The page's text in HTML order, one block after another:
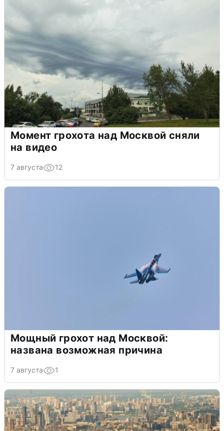
Момент грохота над Москвой сняли
на видео
7 августа 12
Мощный грохот над Москвой:
названа возможная причина
7 августа 1